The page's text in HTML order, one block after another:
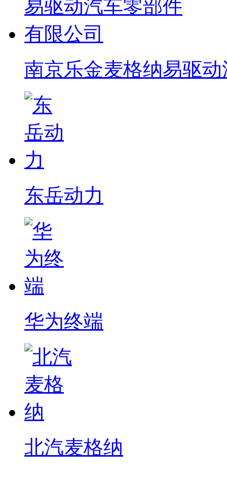
南京乐金麦格纳易驱
东岳动力
华为终端
北汽麦格纳